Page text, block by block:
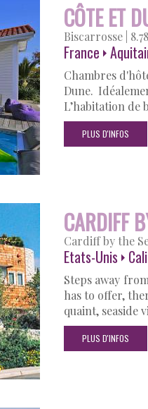
CÔTE ET
Biscarrosse
France
Chambres
Dune.
L’habitation de
PLUS D'INFOS
CARDIFF
Cardiff by the
Etats-Unis
Steps away
has to offer,
quaint, seaside
PLUS D'INFOS